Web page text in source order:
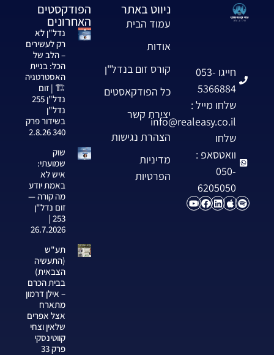
חייגו 053-
5366884
שלחו מייל :
info@realeasy.co.il
שלחו
וואטסאפ :
050-
6205050
ניווט באתר
עמוד הבית
אודות
קורס זום בנדל"ן
כל הפודקאסטים
יצירת קשר
הצהרת נגישות
מדיניות
הפרטיות
הפודקסטים
האחרונים
נדל"ן לא
רק לעשירים
– הלב של
הכל: בניית
האסטרטגיה
🏗️ | זום
נדל"ן 255
נדל"ן
בשידור פרק
340 2.8.26
שוק
שמועתי:
איש לא
באמת יודע
מה קורה —
זום נדל"ן
253 |
26.7.2026
תע"ש
(התעשיה
הצבאית)
בבית הכרם
– אילן דרמון
מתארח
אצל אפרים
שלאין וצחי
קווטינסקי
פרק 33